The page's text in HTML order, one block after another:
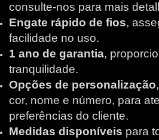
consulte-nos para mais
Engate rápido de fios,
facilidade no uso.
1 ano de garantia,
tranquilidade.
Opções de personalização
cor, nome e número, para
preferências do cliente.
Medidas disponíveis para